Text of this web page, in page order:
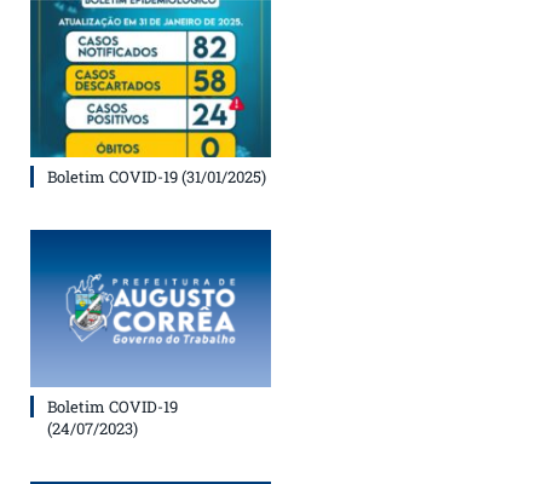
Boletim COVID-19 (31/01/2025)
Boletim COVID-19
(24/07/2023)